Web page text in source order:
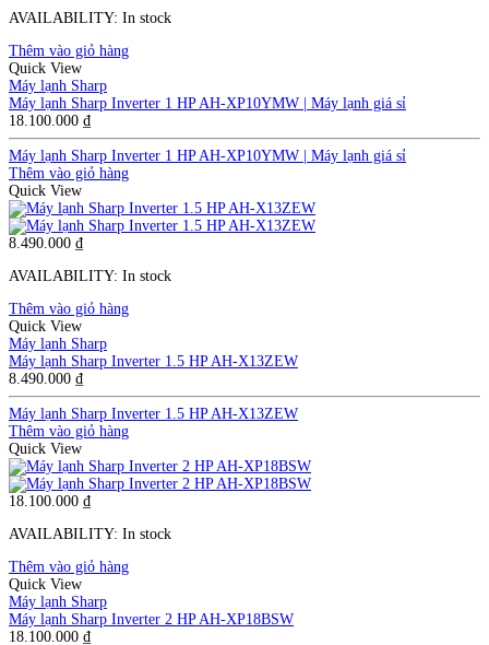
AVAILABILITY: In stock
Thêm vào giỏ hàng
Quick View
Máy lạnh Sharp
Máy lạnh Sharp Inverter 1 HP AH-XP10YMW | Máy lạnh giá sỉ
18.100.000 ₫
Máy lạnh Sharp Inverter 1 HP AH-XP10YMW | Máy lạnh giá sỉ
Thêm vào giỏ hàng
Quick View
8.490.000 ₫
AVAILABILITY: In stock
Thêm vào giỏ hàng
Quick View
Máy lạnh Sharp
Máy lạnh Sharp Inverter 1.5 HP AH-X13ZEW
8.490.000 ₫
Máy lạnh Sharp Inverter 1.5 HP AH-X13ZEW
Thêm vào giỏ hàng
Quick View
18.100.000 ₫
AVAILABILITY: In stock
Thêm vào giỏ hàng
Quick View
Máy lạnh Sharp
Máy lạnh Sharp Inverter 2 HP AH-XP18BSW
18.100.000 ₫